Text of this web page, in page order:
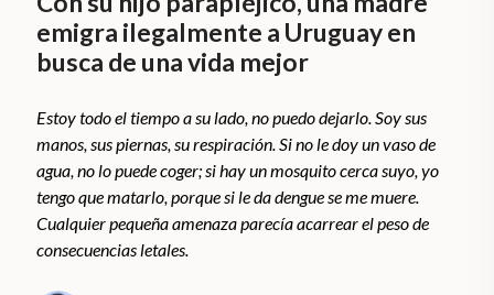
emigra ilegalmente a Uruguay en
busca de una vida mejor
Estoy todo el tiempo a su lado, no puedo dejarlo. Soy sus
manos, sus piernas, su respiración. Si no le doy un vaso de
agua, no lo puede coger; si hay un mosquito cerca suyo, yo
tengo que matarlo, porque si le da dengue se me muere.
Cualquier pequeña amenaza parecía acarrear el peso de
consecuencias letales.